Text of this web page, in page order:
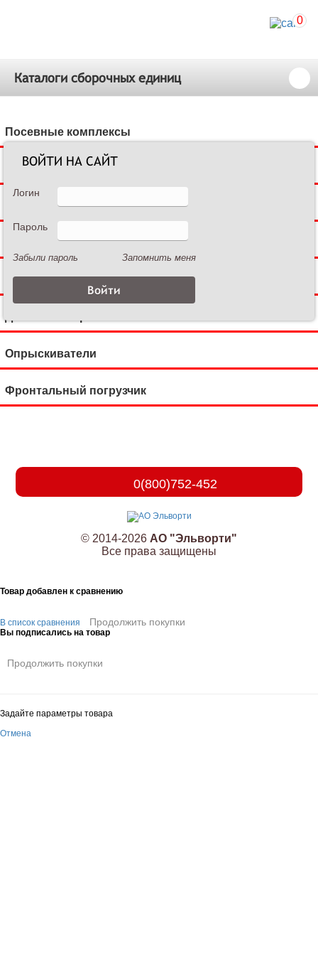
0
Каталоги сборочных единиц
Посевные комплексы
Сеялки зерновые
Сеялки пропашные
Культиваторы междурядные
Культиваторы сплошной обработки
Опрыскиватели
Фронтальный погрузчик
0(800)752-452
© 2014-2026 АО "Эльворти"
Все права защищены
Товар добавлен к сравнению
В список сравнения Продолжить покупки
Вы подписались на товар
Продолжить покупки
Задайте параметры товара
Отмена
ВОЙТИ НА САЙТ
Логин
Пароль
Забыли пароль Запомнить меня